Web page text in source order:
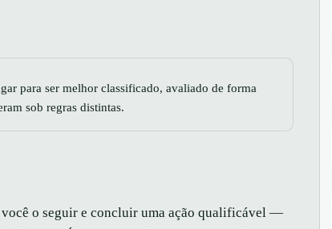
para ser melhor classificado, avaliado de forma
sob regras distintas.
o seguir e concluir uma ação qualificável —